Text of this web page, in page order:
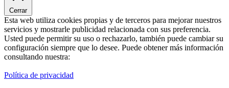
Cerrar
Esta web utiliza cookies propias y de terceros para mejorar nuestros
servicios y mostrarle publicidad relacionada con sus preferencia.
Usted puede permitir su uso o rechazarlo, también puede cambiar su
configuración siempre que lo desee. Puede obtener más información
consultando nuestra:
Política de privacidad